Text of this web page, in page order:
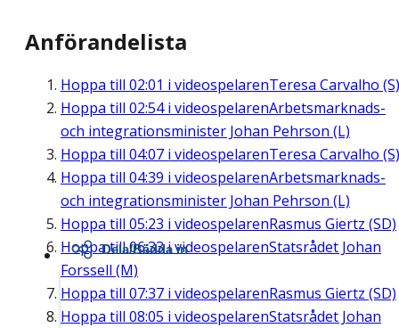
Anförandelista
Hoppa till 02:01 i videospelarenTeresa Carvalho (S)
Hoppa till 02:54i videospelarenArbetsmarknads-
och integrationsminister Johan Pehrson (L)
Hoppa till 04:07 i videospelarenTeresa Carvalho (S)
Hoppa till 04:39 i videospelarenArbetsmarknads-
och integrationsminister Johan Pehrson (L)
Hoppa till 05:23 i videospelarenRasmus Giertz (SD)
Hoppa till06:33i videospelarenStatsrådet Johan
Forssell (M)
Hoppa till 07:37 i videospelarenRasmus Giertz (SD)
Hoppa till 08:05 i videospelarenStatsrådet Johan
Dela/Bädda in